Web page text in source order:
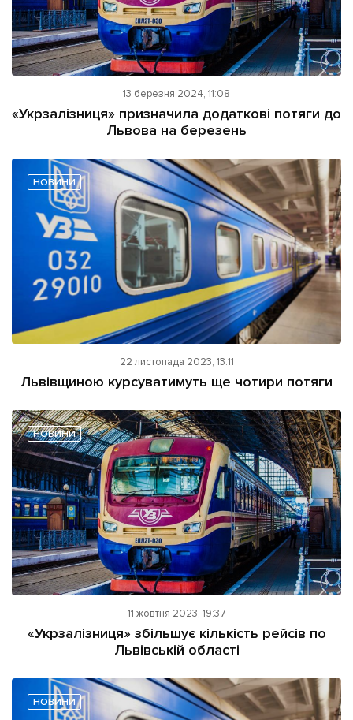
13 березня 2024, 11:08
«Укрзалізниця» призначила додаткові потяги до
Львова на березень
НОВИНИ
22 листопада 2023, 13:11
Львівщиною курсуватимуть ще чотири потяги
НОВИНИ
11 жовтня 2023, 19:37
«Укрзалізниця» збільшує кількість рейсів по
Львівській області
НОВИНИ